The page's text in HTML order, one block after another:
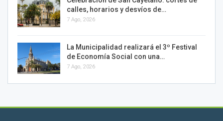
calles, horarios y desvíos de…
7 Ago, 2026
La Municipalidad realizará el 3º Festival
de Economía Social con una…
7 Ago, 2026